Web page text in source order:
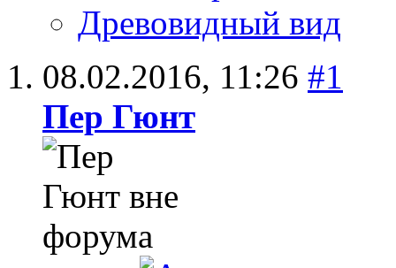
Древовидный вид
08.02.2016, 11:26 #1
Пер Гюнт